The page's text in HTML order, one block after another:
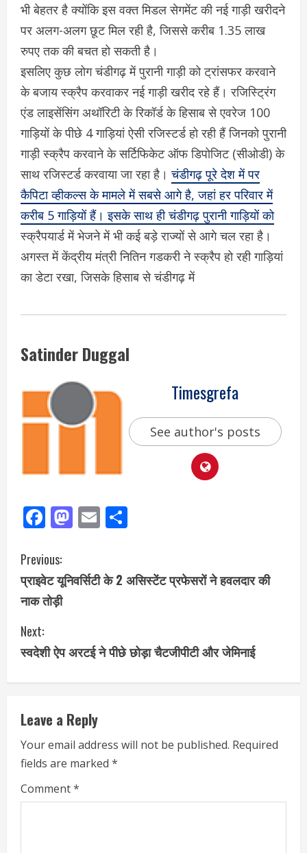
भी बेहतर है क्योंकि इस वक्त मिडल सेगमेंट की नई गाड़ी खरीदने
पर अलग-अलग छूट मिल रही है, जिससे करीब 1.35 लाख
रुपए तक की बचत हो सकती है।
इसलिए कुछ लोग चंडीगढ़ में पुरानी गाड़ी को ट्रांसफर करवाने
के बजाय स्क्रैप करवाकर नई गाड़ी खरीद रहे हैं। रजिस्ट्रिंग
एंड लाइसेंसिंग अथॉरिटी के रिकॉर्ड के हिसाब से एवरेज 100
गाड़ियों के पीछे 4 गाड़ियां ऐसी रजिस्टर्ड हो रही हैं जिनको पुरानी
गाड़ी स्क्रैप करवाने के सर्टिफिकेट ऑफ डिपोजिट (सीओडी) के
साथ रजिस्टर्ड करवाया जा रहा है।चंडीगढ़ पूरे देश में पर
कैपिटा व्हीकल्स के मामले में सबसे आगे है, जहां हर परिवार में
करीब 5 गाड़ियों हैं। इसके साथ ही चंडीगढ़ पुरानी गाड़ियों को
स्क्रैपयार्ड में भेजने में भी कई बड़े राज्यों से आगे चल रहा है।
अगस्त में केंद्रीय मंत्री नितिन गडकरी ने स्क्रैप हो रही गाड़ियां
का डेटा रखा, जिसके हिसाब से चंडीगढ़ में
Satinder Duggal
Timesgrefa
See author's posts
Facebook
Mastodon
Email
Previous:
प्राइवेट यूनिवर्सिटी के 2 असिस्टेंट प्रफेसरों ने हवलदार की
नाक तोड़ी
Next:
स्वदेशी ऐप अरटई ने पीछे छोड़ा चैटजीपीटी और जेमिनाई
Leave a Reply
Your email address will not be published. Required
fields are marked *
Comment*